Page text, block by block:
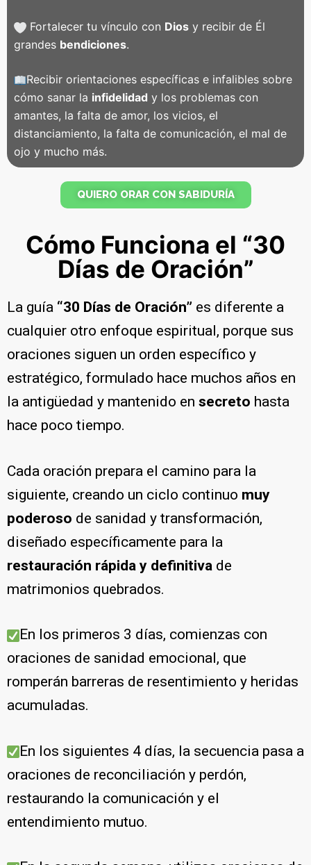
Fortalecer tu vínculo con Dios y recibir de Él
grandes bendiciones.
Recibir orientaciones específicas e infalibles sobre
cómo sanar la infidelidad y los problemas con
amantes, la falta de amor, los vicios, el
distanciamiento, la falta de comunicación, el mal de
ojo y mucho más.
QUIERO ORAR CON SABIDURÍA
Cómo Funciona el “30
Días de Oración”
La guía “30 Días de Oración” es diferente a
cualquier otro enfoque espiritual, porque sus
oraciones siguen un orden específico y
estratégico, formulado hace muchos años en
la antigüedad y mantenido en secreto hasta
hace poco tiempo.
Cada oración prepara el camino para la
siguiente, creando un ciclo continuo muy
poderoso de sanidad y transformación,
diseñado específicamente para la
restauración rápida y definitiva de
matrimonios quebrados.
En los primeros 3 días, comienzas con
oraciones de sanidad emocional, que
romperán barreras de resentimiento y heridas
acumuladas.
En los siguientes 4 días, la secuencia pasa a
oraciones de reconciliación y perdón,
restaurando la comunicación y el
entendimiento mutuo.